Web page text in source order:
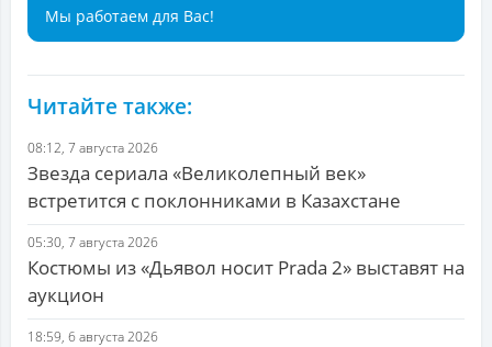
Мы работаем для Вас!
Читайте также:
08:12, 7 августа 2026
Звезда сериала «Великолепный век»
встретится с поклонниками в Казахстане
05:30, 7 августа 2026
Костюмы из «Дьявол носит Prada 2» выставят на
аукцион
18:59, 6 августа 2026